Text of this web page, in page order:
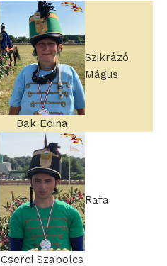
Bak Edina
Szikrázó
Mágus
Cserei Szabolcs
Rafa